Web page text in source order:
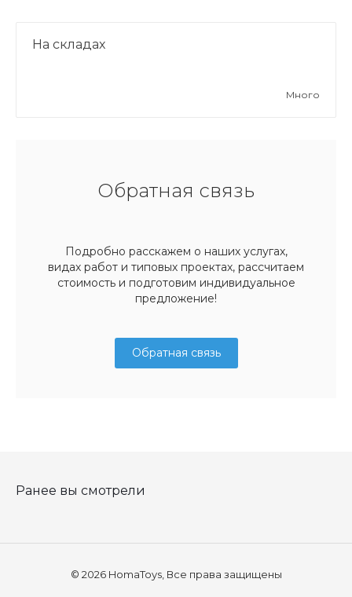
На складах
Много
Обратная связь
Подробно расскажем о наших услугах,
видах работ и типовых проектах, рассчитаем
стоимость и подготовим индивидуальное
предложение!
Обратная связь
Ранее вы смотрели
© 2026 HomaToys, Все права защищены